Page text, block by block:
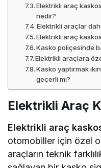
Elektrikli araç
nedir?
Elektrikli araçlar
Elektrikli araç
Kasko poliçesinde
Elektrikli araçlara
Kasko yaptırmak
geçerli mi?
Elektrikli Araç
Elektrikli araç
otomobiller için özel
araçların teknik